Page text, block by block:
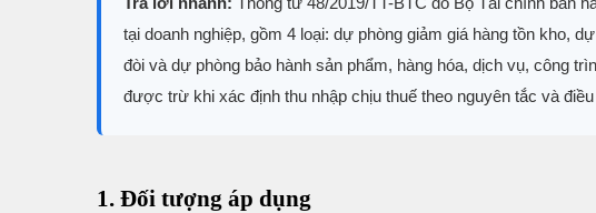
tại doanh nghiệp, gồm 4 loại: dự phòng giảm giá hàng tồn kho,
đòi và dự phòng bảo hành sản phẩm, hàng hóa, dịch vụ, công
được trừ khi xác định thu nhập chịu thuế theo nguyên tắc và
1. Đối tượng áp dụng